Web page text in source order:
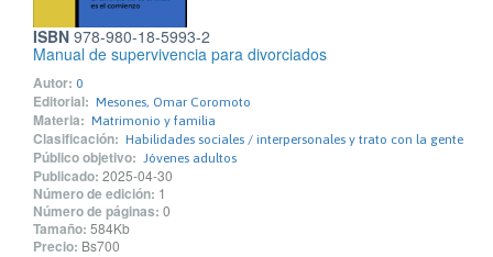
ISBN 978-980-18-5993-2
Manual de supervivencia para divorciados
Autor: 0
Editorial: Mesones, Omar Coromoto
Materia: Matrimonio y familia
Clasificación: Habilidades sociales / interpersonales y trato con la gente
Público objetivo: Jóvenes adultos
Publicado: 2025-04-30
Número de edición: 1
Número de páginas: 0
Tamaño: 584Kb
Precio: Bs700